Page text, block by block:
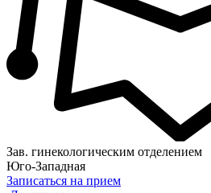
Зав. гинекологическим отделением
Юго-Западная
Записаться на прием